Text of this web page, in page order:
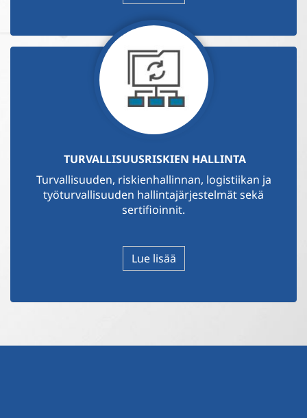
TURVALLISUUSRISKIEN HALLINTA
Turvallisuuden, riskienhallinnan, logistiikan ja
työturvallisuuden hallintajärjestelmät sekä
sertifioinnit.
Lue lisää